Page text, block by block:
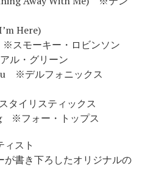
Here)
スモーキー・ロビンソン
ル・グリーン
※デルフォニックス
イリスティックス
※フォー・トップス
スト
書き下ろしたオリジナルの